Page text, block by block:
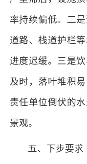
率持续偏低。二
道路、栈道护栏
进度迟缓。三是
及时，落叶堆积
责任单位倒伏的
景观。
五、下步要求